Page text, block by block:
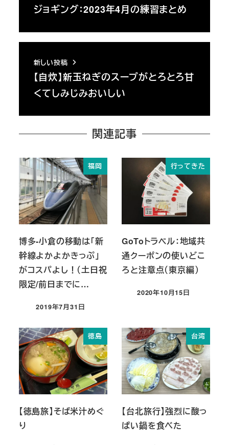
ジョギング：2023年4月の練習まとめ
新しい投稿
【自炊】新玉ねぎのスープがとろとろ甘
くてしみじみおいしい
関連記事
福岡
博多-小倉の移動は「新
幹線よかよかきっぷ」
がコスパよし！（土日祝
限定/前日までに…
投稿日
2019年7月31日
行ってきた
GoToトラベル：地域共
通クーポンの使いどこ
ろと注意点（東京編）
投稿日
2020年10月15日
徳島
【徳島旅】そば米汁めぐ
り
台湾
【台北旅行】強烈に酸っ
ぱい鍋を食べた